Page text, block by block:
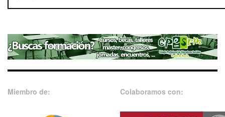
Miembro de: Colaboramos con: